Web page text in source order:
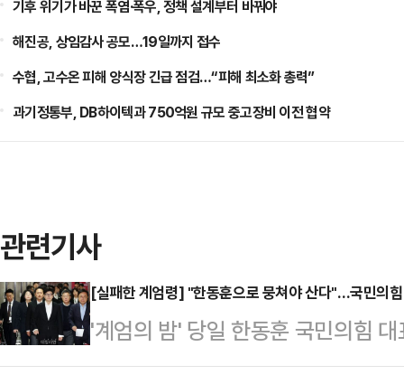
기후 위기가 바꾼 폭염·폭우, 정책 설계부터 바꿔야
해진공, 상임감사 공모…19일까지 접수
수협, 고수온 피해 양식장 긴급 점검…“피해 최소화 총력”
과기정통부, DB하이텍과 750억원 규모 중고장비 이전 협약
관련기사
[실패한 계엄령] "한동훈으로 뭉쳐야 산다"…국민의
'계엄의 밤' 당일 한동훈 국민의힘
들이 본회의에 참석해 계엄 해제에